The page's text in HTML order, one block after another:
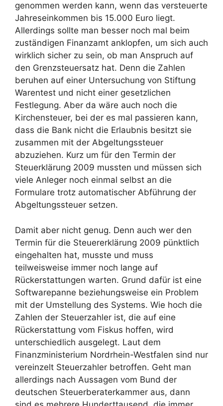
genommen werden kann, wenn das versteuerte
Jahreseinkommen bis 15.000 Euro liegt.
Allerdings sollte man besser noch mal beim
zuständigen Finanzamt anklopfen, um sich auch
wirklich sicher zu sein, ob man Anspruch auf
den Grenzsteuersatz hat. Denn die Zahlen
beruhen auf einer Untersuchung von Stiftung
Warentest und nicht einer gesetzlichen
Festlegung. Aber da wäre auch noch die
Kirchensteuer, bei der es mal passieren kann,
dass die Bank nicht die Erlaubnis besitzt sie
zusammen mit der Abgeltungssteuer
abzuziehen. Kurz um für den Termin der
Steuerklärung 2009 mussten und müssen sich
viele Anleger noch einmal selbst an die
Formulare trotz automatischer Abführung der
Abgeltungssteuer setzen.
Damit aber nicht genug. Denn auch wer den
Termin für die Steuererklärung 2009 pünktlich
eingehalten hat, musste und muss
teilweisweise immer noch lange auf
Rückerstattungen warten. Grund dafür ist eine
Softwarepanne beziehungsweise ein Problem
mit der Umstellung des Systems. Wie hoch die
Zahlen der Steuerzahler ist, die auf eine
Rückerstattung vom Fiskus hoffen, wird
unterschiedlich ausgelegt. Laut dem
Finanzministerium Nordrhein-Westfalen sind nur
vereinzelt Steuerzahler betroffen. Geht man
allerdings nach Aussagen vom Bund der
deutschen Steuerberaterkammer aus, dann